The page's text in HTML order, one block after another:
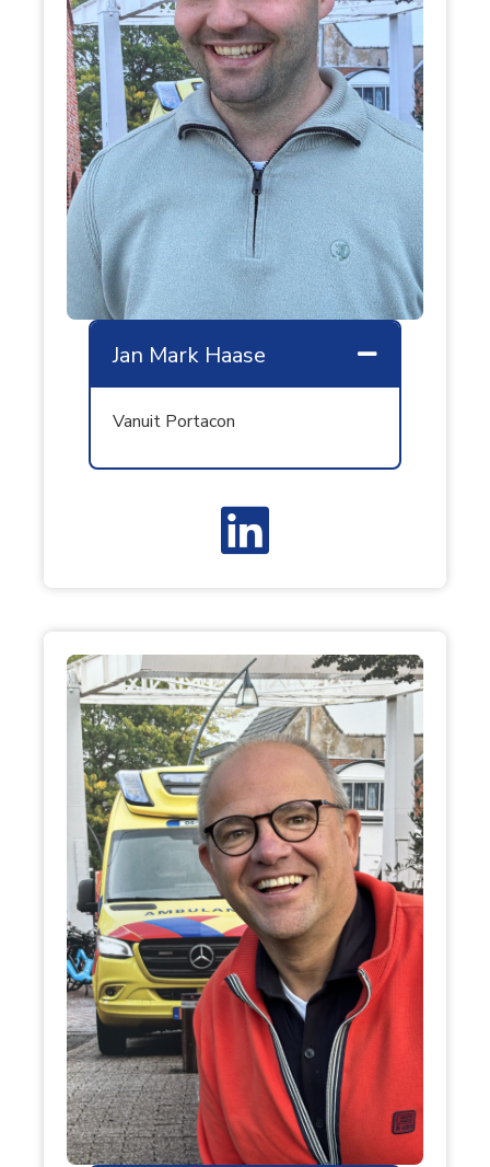
Jan Mark Haase
Vanuit Portacon